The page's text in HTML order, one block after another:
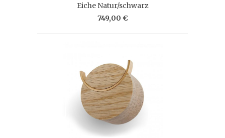
Eiche Natur/schwarz
749,00 €